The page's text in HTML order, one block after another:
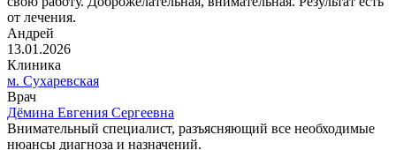
от лечения.
Андрей
13.01.2026
Клиника
м. Сухаревская
Врач
Дёмина Евгения Сергеевна
Внимательный специалист, разъясняющий все необходимые
нюансы диагноза и назначений.